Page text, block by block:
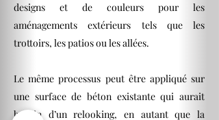
designs et de couleurs pour les
aménagements extérieurs tels que les
trottoirs, les patios ou les allées.
Le même processus peut être appliqué sur
une surface de béton existante qui aurait
besoin d’un relooking, en autant que la